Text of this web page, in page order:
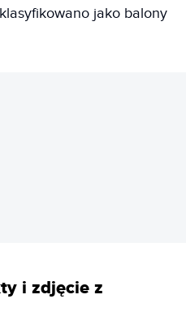
jako balony
i zdjęcie z